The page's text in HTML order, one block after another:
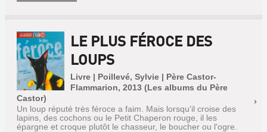
LE PLUS FÉROCE DES
LOUPS
Livre | Poillevé, Sylvie | Père Castor-
Flammarion, 2013 (Les albums du Père
Castor)
Un loup réputé très féroce a faim. Mais lorsqu'il croise des
lapins, des cochons ou le Petit Chaperon rouge, il les
épargne et croque plutôt le chasseur, le boucher ou l'ogre.